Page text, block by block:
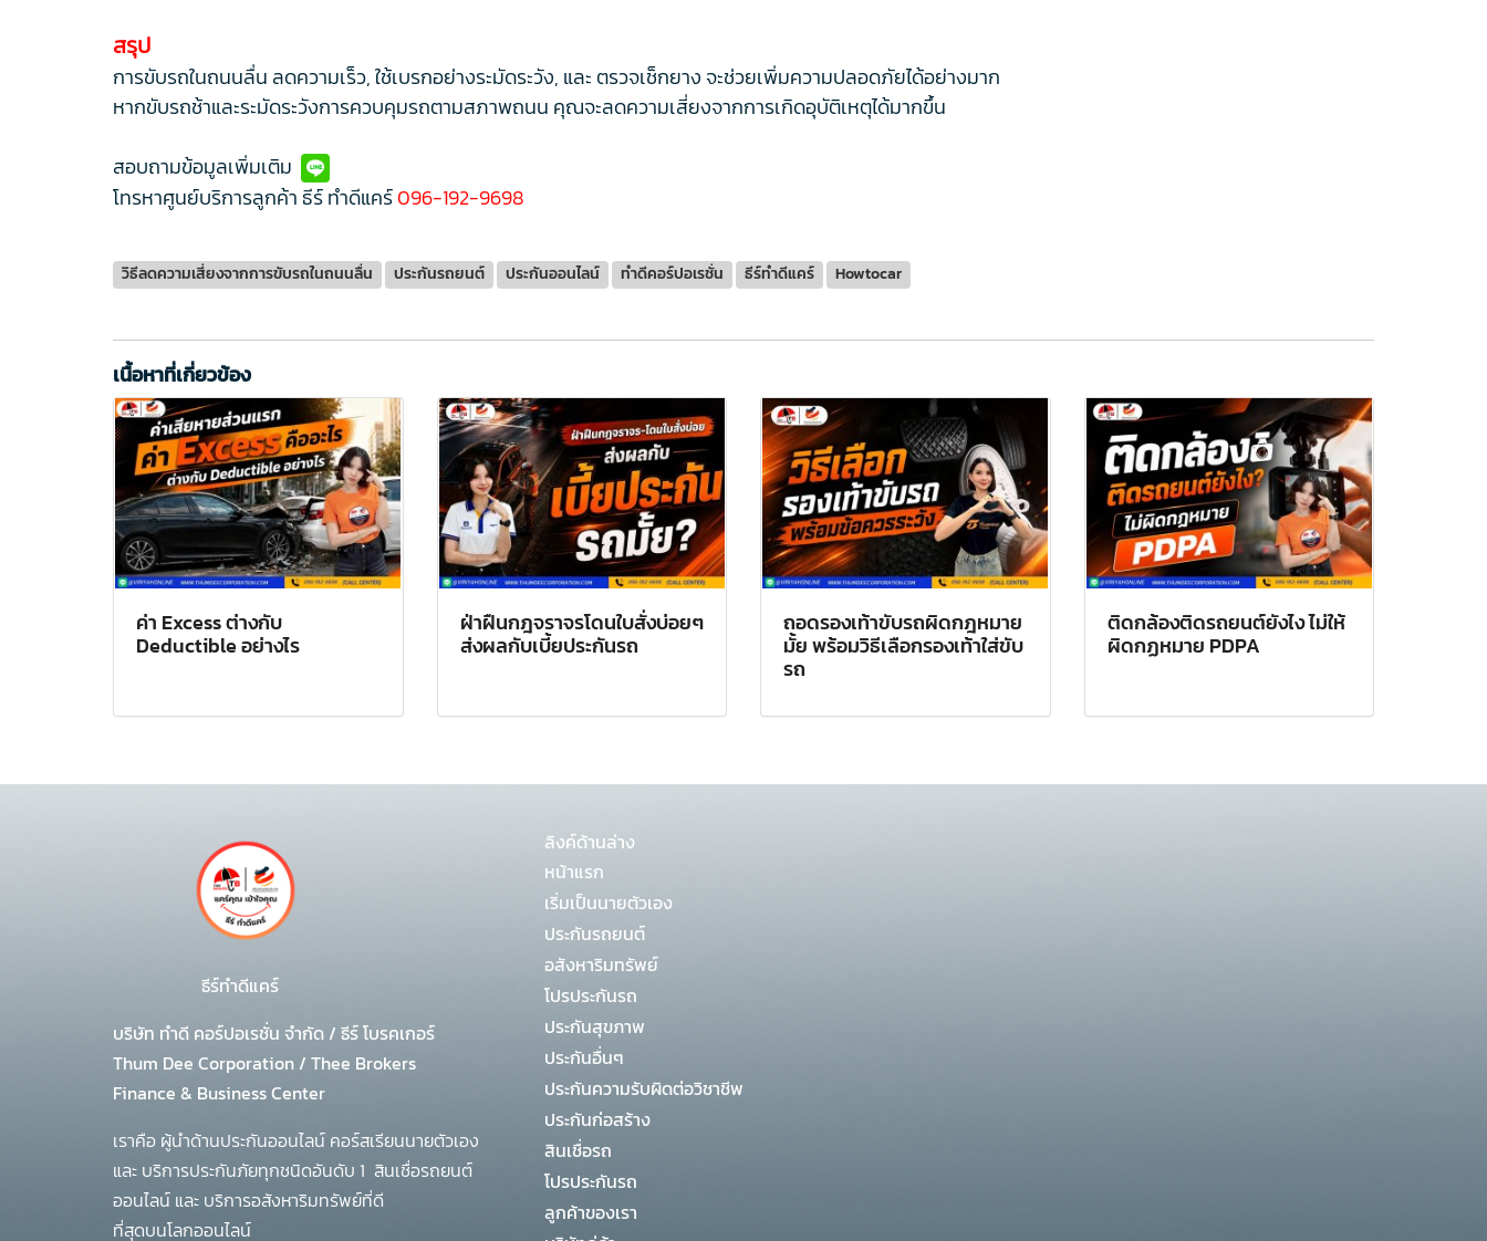
สรุป
การขับรถในถนนลื่น ลดความเร็ว, ใช้เบรกอย่างระมัดระวัง, และ ตรวจเช็กยาง จะช่วยเพิ่มความปลอดภัยได้อย่างมาก
หากขับรถช้าและระมัดระวังการควบคุมรถตามสภาพถนน คุณจะลดความเสี่ยงจากการเกิดอุบัติเหตุได้มากขึ้น
สอบถามข้อมูลเพิ่มเติม
โทรหาศูนย์บริการลูกค้า ธีร์ ทำดีแคร์096-192-9698
วิธีลดความเสี่ยงจากการขับรถในถนนลื่น ประกันรถยนต์ ประกันออนไลน์ ทำดีคอร์ปอเรชั่น ธีร์ทำดีแคร์ Howtocar
เนื้อหาที่เกี่ยวข้อง
ค่า Excess ต่างกับ
Deductible อย่างไร
ฝ่าฝืนกฎจราจรโดนใบสั่งบ่อยๆ
ส่งผลกับเบี้ยประกันรถ
ถอดรองเท้าขับรถผิดกฎหมาย
มั้ย พร้อมวิธีเลือกรองเท้าใส่ขับ
รถ
ติดกล้องติดรถยนต์ยังไง ไม่ให้
ผิดกฏหมาย PDPA
ธีร์ทำดีแคร์
บริษัท ทำดี คอร์ปอเรชั่น จำกัด / ธีร์ โบรคเกอร์
Thum Dee Corporation / Thee Brokers
Finance & Business Center
เราคือ ผู้นำด้านประกันออนไลน์ คอร์สเรียนนายตัวเอง
และ บริการประกันภัยทุกชนิดอันดับ 1 สินเชื่อรถยนต์
ออนไลน์ และ บริการอสังหาริมทรัพย์ที่ดี
ที่สุดบนโลกออนไลน์
ลิงค์ด้านล่าง
หน้าแรก
เริ่มเป็นนายตัวเอง
ประกันรถยนต์
อสังหาริมทรัพย์
โปรประกันรถ
ประกันสุขภาพ
ประกันอื่นๆ
ประกันความรับผิดต่อวิชาชีพ
ประกันก่อสร้าง
สินเชื่อรถ
โปรประกันรถ
ลูกค้าของเรา